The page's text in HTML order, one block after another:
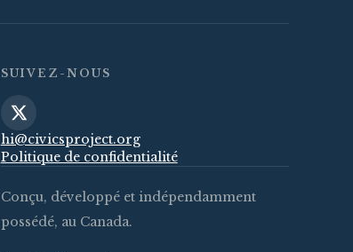
SUIVEZ-NOUS
hi@civicsproject.org
Politique de confidentialité
Conçu, développé et indépendamment
possédé, au Canada.